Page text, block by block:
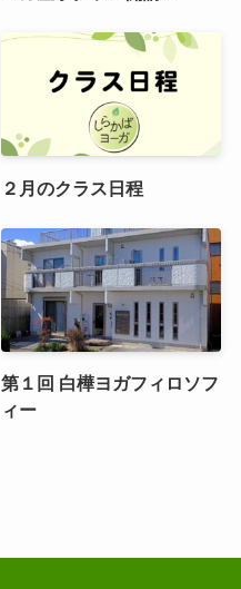
２月のクラス日程
第１回 白樺ヨガフィロソフ
ィー